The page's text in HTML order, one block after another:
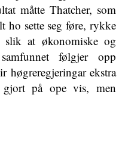
måtte Thatcher, som
ho sette seg føre, rykke
at økonomiske og
følgjer opp
høgreregjeringar ekstra
på ope vis, men